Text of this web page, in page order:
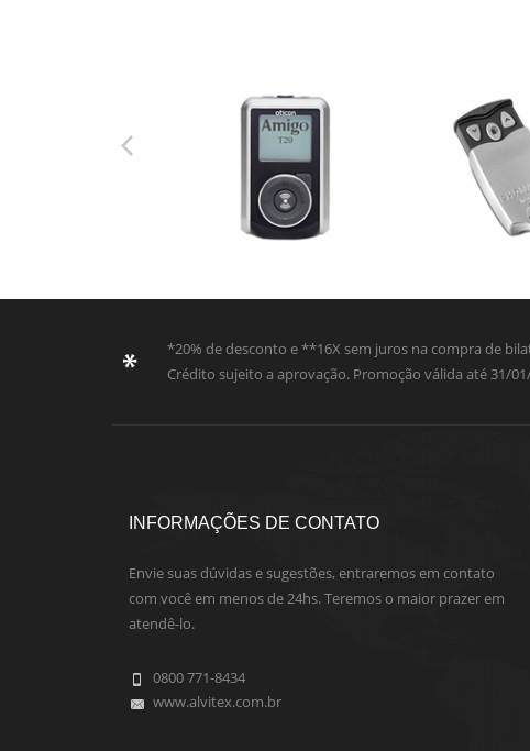
*20% de desconto e **16X sem juros na compra de
Crédito sujeito a aprovação. Promoção válida até 31/
INFORMAÇÕES DE CONTATO
Envie suas dúvidas e sugestões, entraremos em contato
com você em menos de 24hs. Teremos o maior prazer em
atendê-lo.
0800 771-8434
www.alvitex.com.br